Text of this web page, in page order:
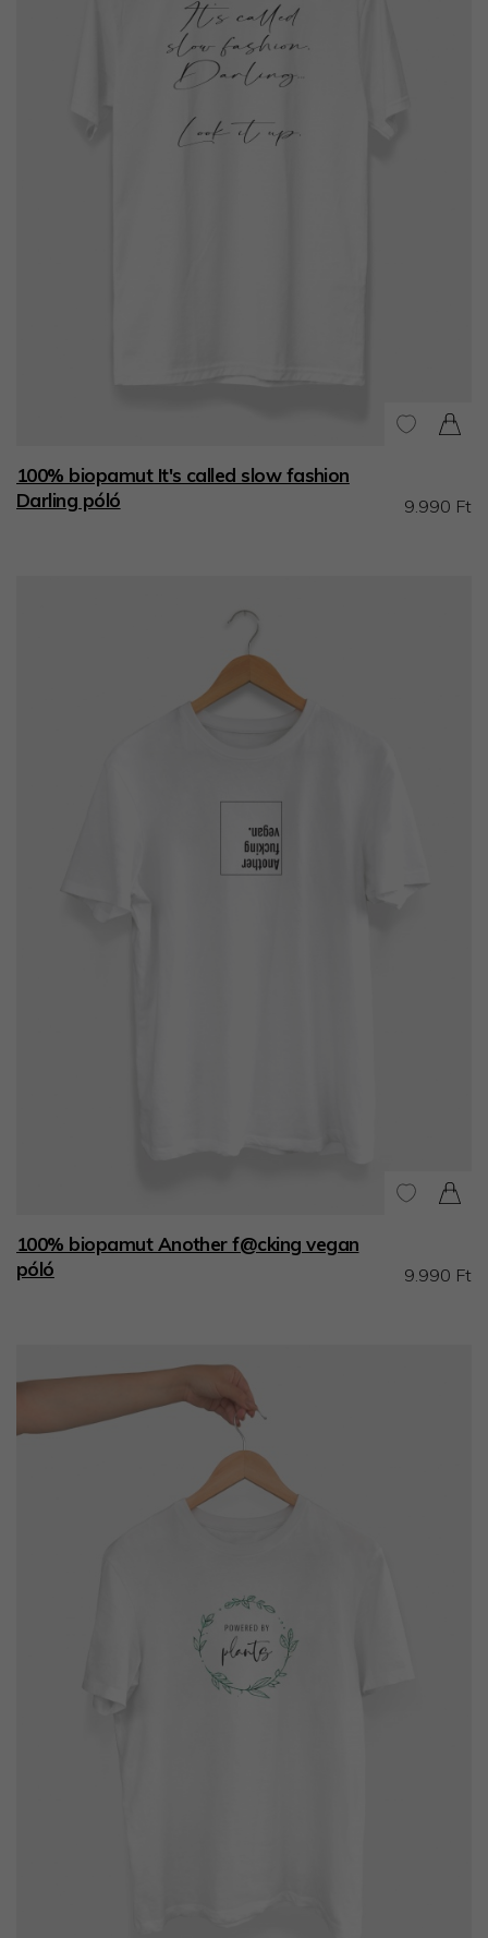
100% biopamut It's called slow fashion
Darling póló
9.990 Ft
100% biopamut Another f@cking vegan
póló
9.990 Ft